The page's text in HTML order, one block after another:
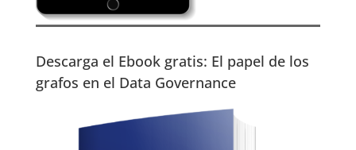
Descarga el Ebook gratis: El papel de los
grafos en el Data Governance